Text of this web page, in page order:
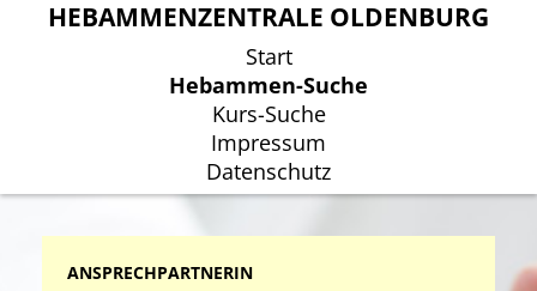
HEBAMMENZENTRALE OLDENBURG
Start
Hebammen-Suche
Kurs-Suche
Impressum
Datenschutz
HEBAMMENZENTRALE OLDENBURG
Start
Hebammen-Suche
Kurs-Suche
Impressum
Datenschutz
ANSPRECHPARTNERIN